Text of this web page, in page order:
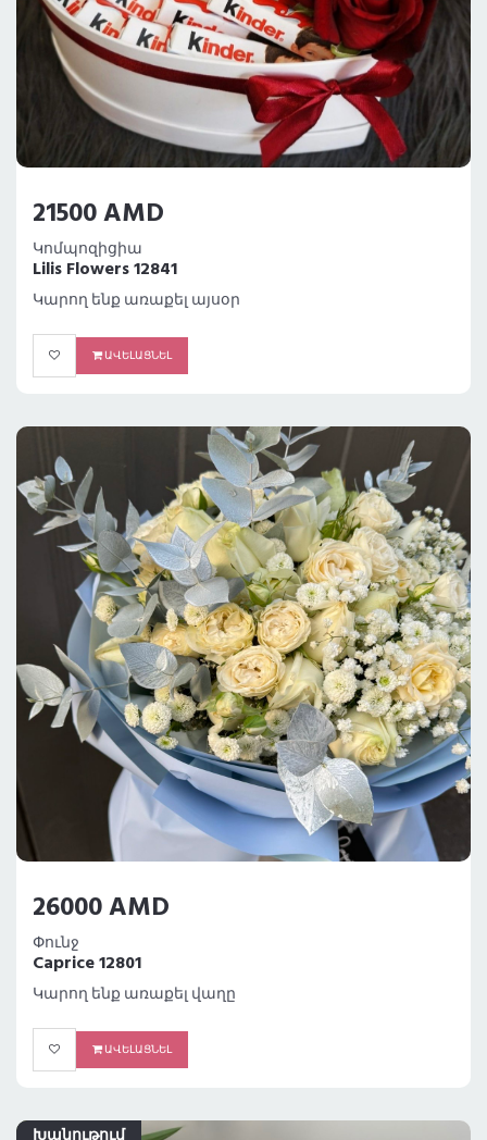
21500 AMD
Կոմպոզիցիա
Lilis Flowers 12841
Կարող ենք առաքել այսօր
ԱՎԵԼԱՑՆԵԼ
26000 AMD
Փունջ
Caprice 12801
Կարող ենք առաքել վաղը
ԱՎԵԼԱՑՆԵԼ